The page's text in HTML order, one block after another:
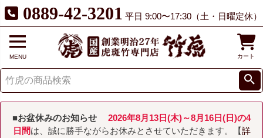
0889-42-3201 平日 9:00〜17:30（土・日曜定休）
MENU カート
■お盆休みのお知らせ
2026年8月13日(木)～8月16日(日)の4
日間は、誠に勝手ながらお休みとさせていただきます。【詳